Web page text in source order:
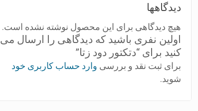
دیدگاهها
هیچ دیدگاهی برای این محصول نوشته نشده است.
اولین نفری باشید که دیدگاهی را ارسال می
کنید برای “دتكتور دود زتا”
برای ثبت نقد و بررسی وارد حساب کاربری خود
شوید.